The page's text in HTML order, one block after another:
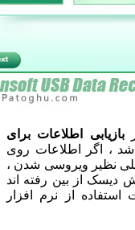
اطلاعات برای
اطلاعات روی
ویروسی شدن ،
بین رفته اند
از نرم افزار